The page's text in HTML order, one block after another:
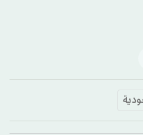
إلى تطوير السوق، وليس